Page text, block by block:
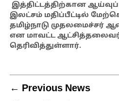
இத்திட்டத்திற்கான
இலட்சம் மதிப்பீட்டில்
தமிழ்நாடு முதலமைச்சர்
என மாவட்ட ஆட்சித்தலைவர்
தெரிவித்துள்ளார்.
← Previous News